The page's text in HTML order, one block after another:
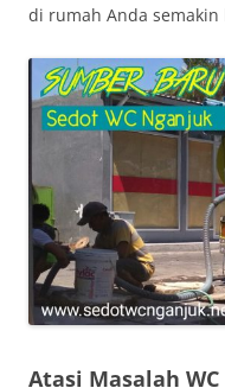
di rumah Anda
Atasi Masalah WC